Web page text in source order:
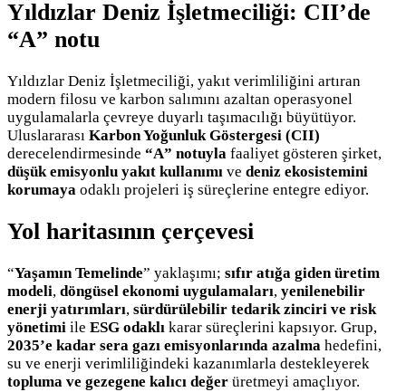
Yıldızlar Deniz İşletmeciliği: CII’de
“A” notu
Yıldızlar Deniz İşletmeciliği, yakıt verimliliğini artıran
modern filosu ve karbon salımını azaltan operasyonel
uygulamalarla çevreye duyarlı taşımacılığı büyütüyor.
Uluslararası Karbon Yoğunluk Göstergesi (CII)
derecelendirmesinde “A” notuyla faaliyet gösteren şirket,
düşük emisyonlu yakıt kullanımı ve deniz ekosistemini
korumaya odaklı projeleri iş süreçlerine entegre ediyor.
Yol haritasının çerçevesi
“Yaşamın Temelinde” yaklaşımı; sıfır atığa giden üretim
modeli, döngüsel ekonomi uygulamaları, yenilenebilir
enerji yatırımları, sürdürülebilir tedarik zinciri ve risk
yönetimi ile ESG odaklı karar süreçlerini kapsıyor. Grup,
2035’e kadar sera gazı emisyonlarında azalma hedefini,
su ve enerji verimliliğindeki kazanımlarla destekleyerek
topluma ve gezegene kalıcı değer üretmeyi amaçlıyor.